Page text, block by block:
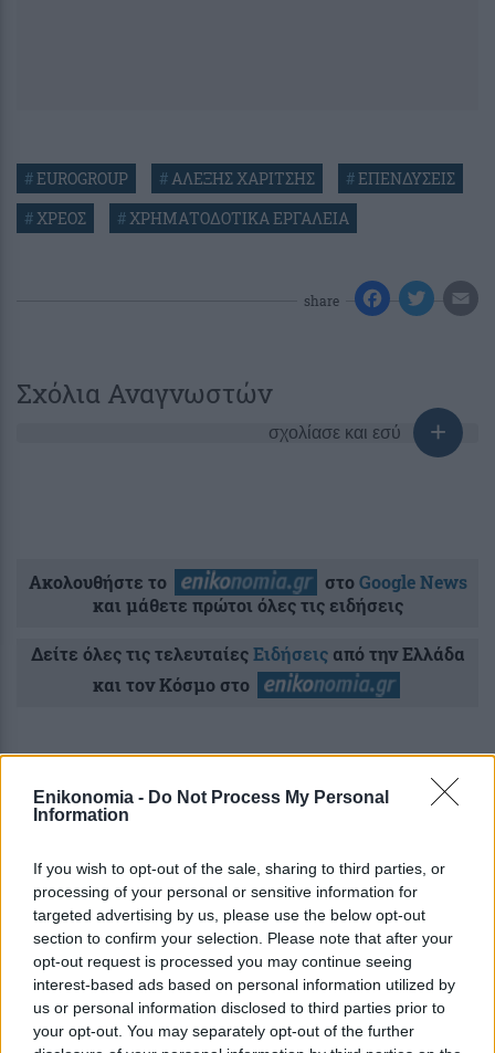
Enikonomia - Do Not Process My Personal
Information
If you wish to opt-out of the sale, sharing to third parties, or
processing of your personal or sensitive information for
targeted advertising by us, please use the below opt-out
section to confirm your selection. Please note that after your
opt-out request is processed you may continue seeing
interest-based ads based on personal information utilized by
us or personal information disclosed to third parties prior to
your opt-out. You may separately opt-out of the further
#EUROGROUP #ΑΛΕΞΗΣ ΧΑΡΙΤΣΗΣ #ΕΠΕΝΔΥΣΕΙΣ
#ΧΡΕΟΣ #ΧΡΗΜΑΤΟΔΟΤΙΚΑ ΕΡΓΑΛΕΙΑ
share
Σχόλια Αναγνωστών
σχολίασε και εσύ
Ακολουθήστε το στοGoogle News
και μάθετε πρώτοι όλες τις ειδήσεις
Δείτε όλες τις τελευταίεςΕιδήσειςαπό την Ελλάδα
και τον Κόσμο στο
Ροή Οικονομία
4 ώρες πριν
Αγροτικές ενισχύσεις: Ποιοι θα λάβουν
νωρίτερα τις προκαταβολές
4 ώρες πριν
Ελληνικές εξαγωγές: Εσπασαν το φράγμα